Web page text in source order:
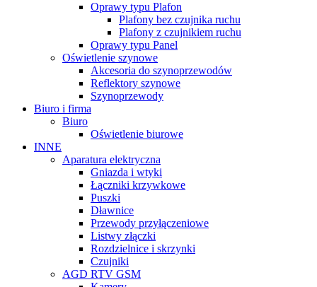
Oprawy typu Plafon
Plafony bez czujnika ruchu
Plafony z czujnikiem ruchu
Oprawy typu Panel
Oświetlenie szynowe
Akcesoria do szynoprzewodów
Reflektory szynowe
Szynoprzewody
Biuro i firma
Biuro
Oświetlenie biurowe
INNE
Aparatura elektryczna
Gniazda i wtyki
Łączniki krzywkowe
Puszki
Dławnice
Przewody przyłączeniowe
Listwy złączki
Rozdzielnice i skrzynki
Czujniki
AGD RTV GSM